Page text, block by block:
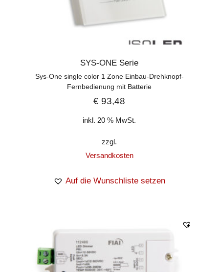
SYS-ONE Serie
Sys-One single color 1 Zone Einbau-Drehknopf-
Fernbedienung mit Batterie
€ 93,48
inkl. 20 % MwSt.
zzgl.
Versandkosten
Auf die Wunschliste setzen